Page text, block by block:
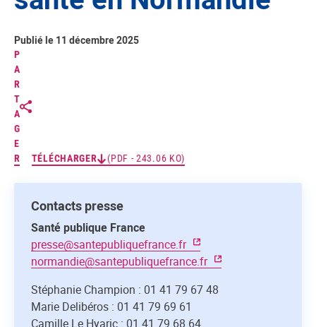
P
A
R
T
A
G
E
R
TÉLÉCHARGER (PDF - 243.06 KO)
Publié le 11 décembre 2025
Contacts presse
Santé publique France
presse@santepubliquefrance.fr
normandie@santepubliquefrance.fr
Stéphanie Champion : 01 41 79 67 48
Marie Delibéros : 01 41 79 69 61
Camille Le Hyaric : 01 41 79 68 64